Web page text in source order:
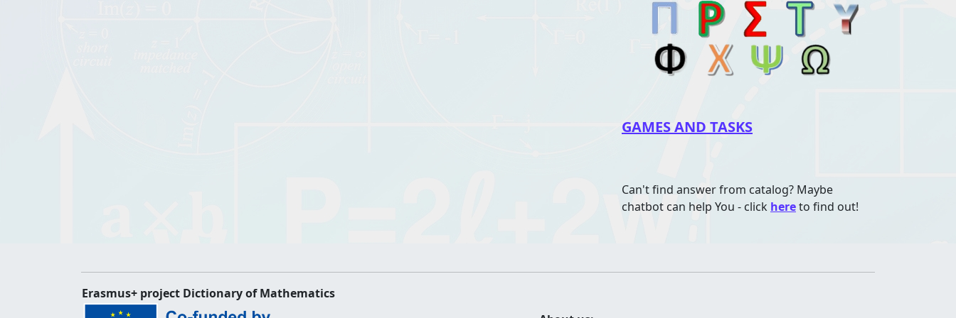
GAMES AND TASKS
Can't find answer from catalog? Maybe
chatbot can help You - click hereto find out!
Erasmus+ project Dictionary of Mathematics